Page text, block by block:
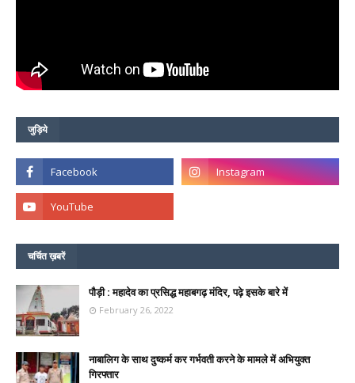
जुड़िये
चर्चित ख़बरें
पौड़ी : महादेव का प्रसिद्ध महाबगढ़ मंदिर, पढ़े इसके बारे में
February 26, 2022
नाबालिग के साथ दुष्कर्म कर गर्भवती करने के मामले में अभियुक्त
गिरफ्तार